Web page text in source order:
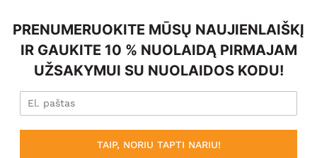
PRENUMERUOKITE MŪSŲ NAUJIENLAIŠKĮ
IR GAUKITE 10 % NUOLAIDĄ PIRMAJAM
UŽSAKYMUI SU NUOLAIDOS KODU!
TAIP, NORIU TAPTI NARIU!